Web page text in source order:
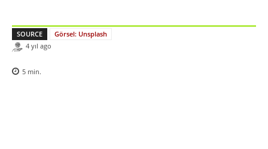
SOURCE
Görsel: Unsplash
4 yıl ago
5 min.